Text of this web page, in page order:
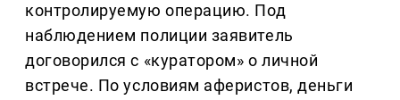
контролируемую операцию. Под
наблюдением полиции заявитель
договорился с «куратором» о личной
встрече. По условиям аферистов, деньги